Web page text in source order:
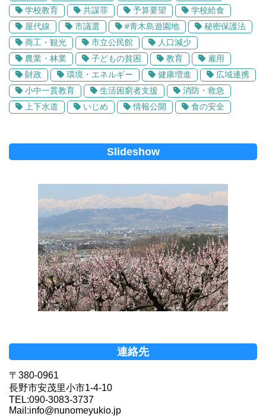
学校教育
共謀罪 予算要望
学校給食
屋代線
市議選 #青木島遊園地
秘密保護法
商工・観光
市立公民館
人口減少
農業・林業
子どもの貧困 教育
雇用
財政
環境・エネルギー 健康増進
広域連携
小中一貫教育
生活困窮者支援
消防・救急
上下水道
いじめ 情報公開 食の安全
Slideshow
連絡先
〒380-0961
長野市安茂里小市1-4-10
TEL:090-3083-3737
Mail:info@nunomeyukio.jp